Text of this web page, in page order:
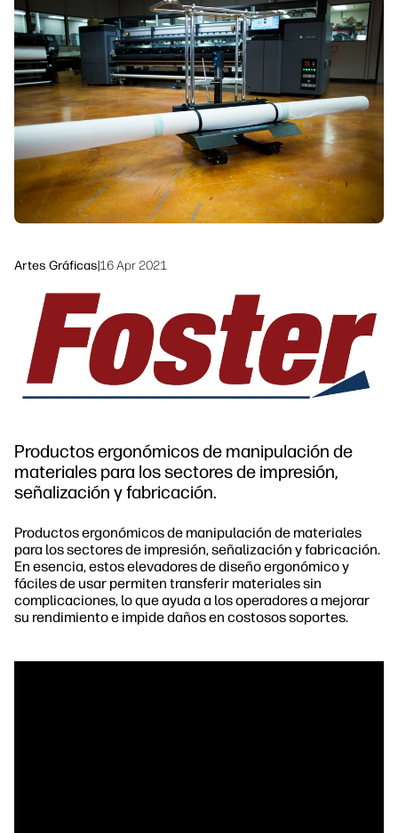
Ponte en contacto con un experto de
HP PrintOS
Síguenos
linkedInfacebook
twitteryoutube
Soluciones de flujo de trabajo
Sostenibilidad
Artes Gráficas|16 Apr 2021
Productos ergonómicos de manipulación de
materiales para los sectores de impresión,
señalización y fabricación.
Productos ergonómicos de manipulación de materiales
para los sectores de impresión, señalización y fabricación.
En esencia, estos elevadores de diseño ergonómico y
fáciles de usar permiten transferir materiales sin
complicaciones, lo que ayuda a los operadores a mejorar
su rendimiento e impide daños en costosos soportes.